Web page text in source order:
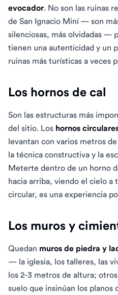
evocador. No son las ruinas
de San Ignacio Miní — son
silenciosas, más olvidadas —
tienen una autenticidad y un
ruinas más turísticas a veces
Los hornos de cal
Son las estructuras más
del sitio. Los hornos
levantan con varios metros
la técnica constructiva y la
Meterte dentro de un horno
hacia arriba, viendo el cielo a
circular, es una experiencia
Los muros y
Quedan muros de piedra y
— la iglesia, los talleres, las
los 2-3 metros de altura;
suelo que insinúan los planos